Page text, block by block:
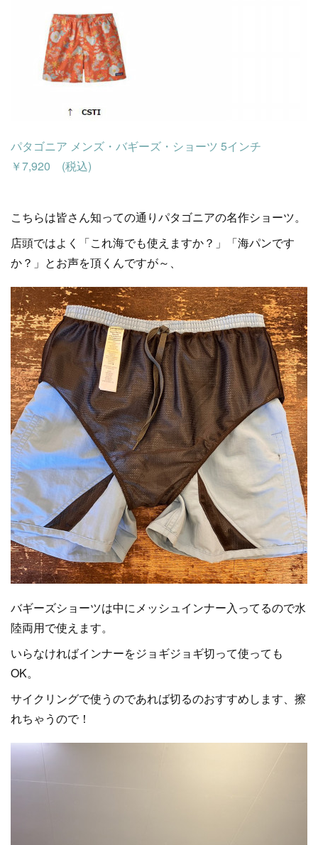
パタゴニア メンズ・バギーズ・ショーツ 5インチ
￥7,920 (税込)
こちらは皆さん知っての通りパタゴニアの名作ショーツ。
店頭ではよく「これ海でも使えますか？」「海パンです
か？」とお声を頂くんですが～、
バギーズショーツは中にメッシュインナー入ってるので水
陸両用で使えます。
いらなければインナーをジョギジョギ切って使っても
OK。
サイクリングで使うのであれば切るのおすすめします、擦
れちゃうので！